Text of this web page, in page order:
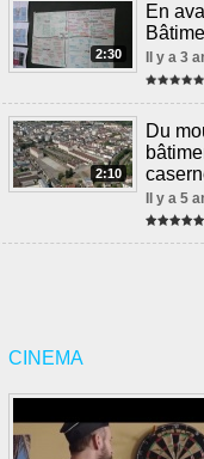
2:30
En
Il y a 3
2:10
Du
Il y a 5
CINEMA